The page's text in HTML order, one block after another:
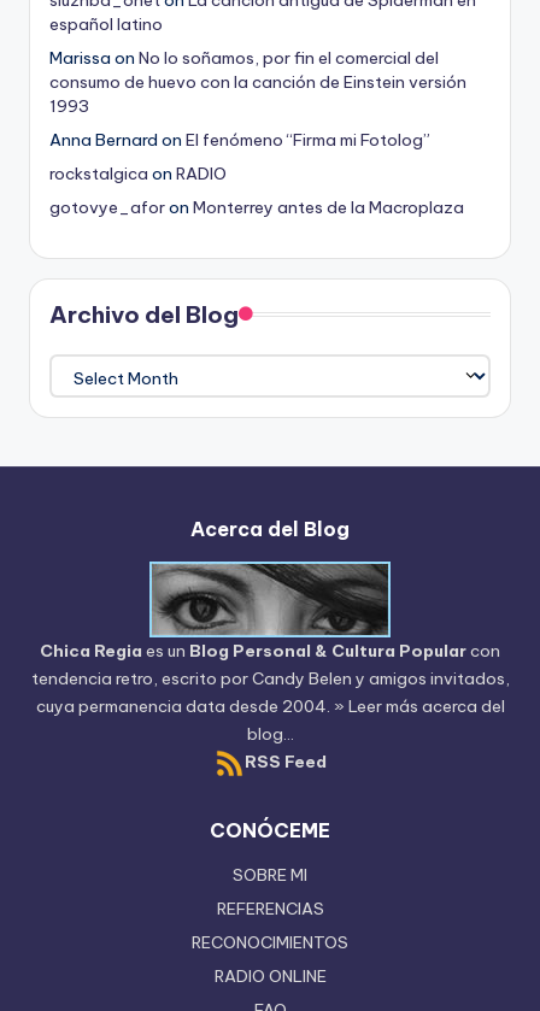
español latino
Marissa on No lo soñamos, por fin el comercial del
consumo de huevo con la canción de Einstein versión
1993
Anna Bernard on El fenómeno “Firma mi Fotolog”
rockstalgica on RADIO
gotovye_aforon Monterrey antes de la Macroplaza
Archivo del Blog
del
Blog
Acerca del Blog
Chica Regia es un Blog Personal & Cultura Popularcon
tendencia retro, escrito porCandy Belen y amigos invitados,
cuya permanencia data desde 2004. » Leer más acerca del
blog...
RSS Feed
CONÓCEME
SOBRE MI
REFERENCIAS
RECONOCIMIENTOS
RADIO ONLINE